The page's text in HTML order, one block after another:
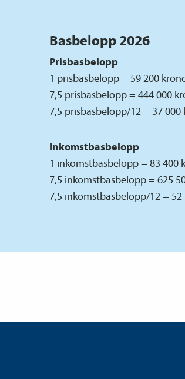
Basbelopp 2026
Prisbasbelopp
1 prisbasbelopp = 59 200
7,5 prisbasbelopp = 444 000
7,5 prisbasbelopp/12 = 37 000
Inkomstbasbelopp
1 inkomstbasbelopp = 83 400
7,5 inkomstbasbelopp = 625
7,5 inkomstbasbelopp/12 =